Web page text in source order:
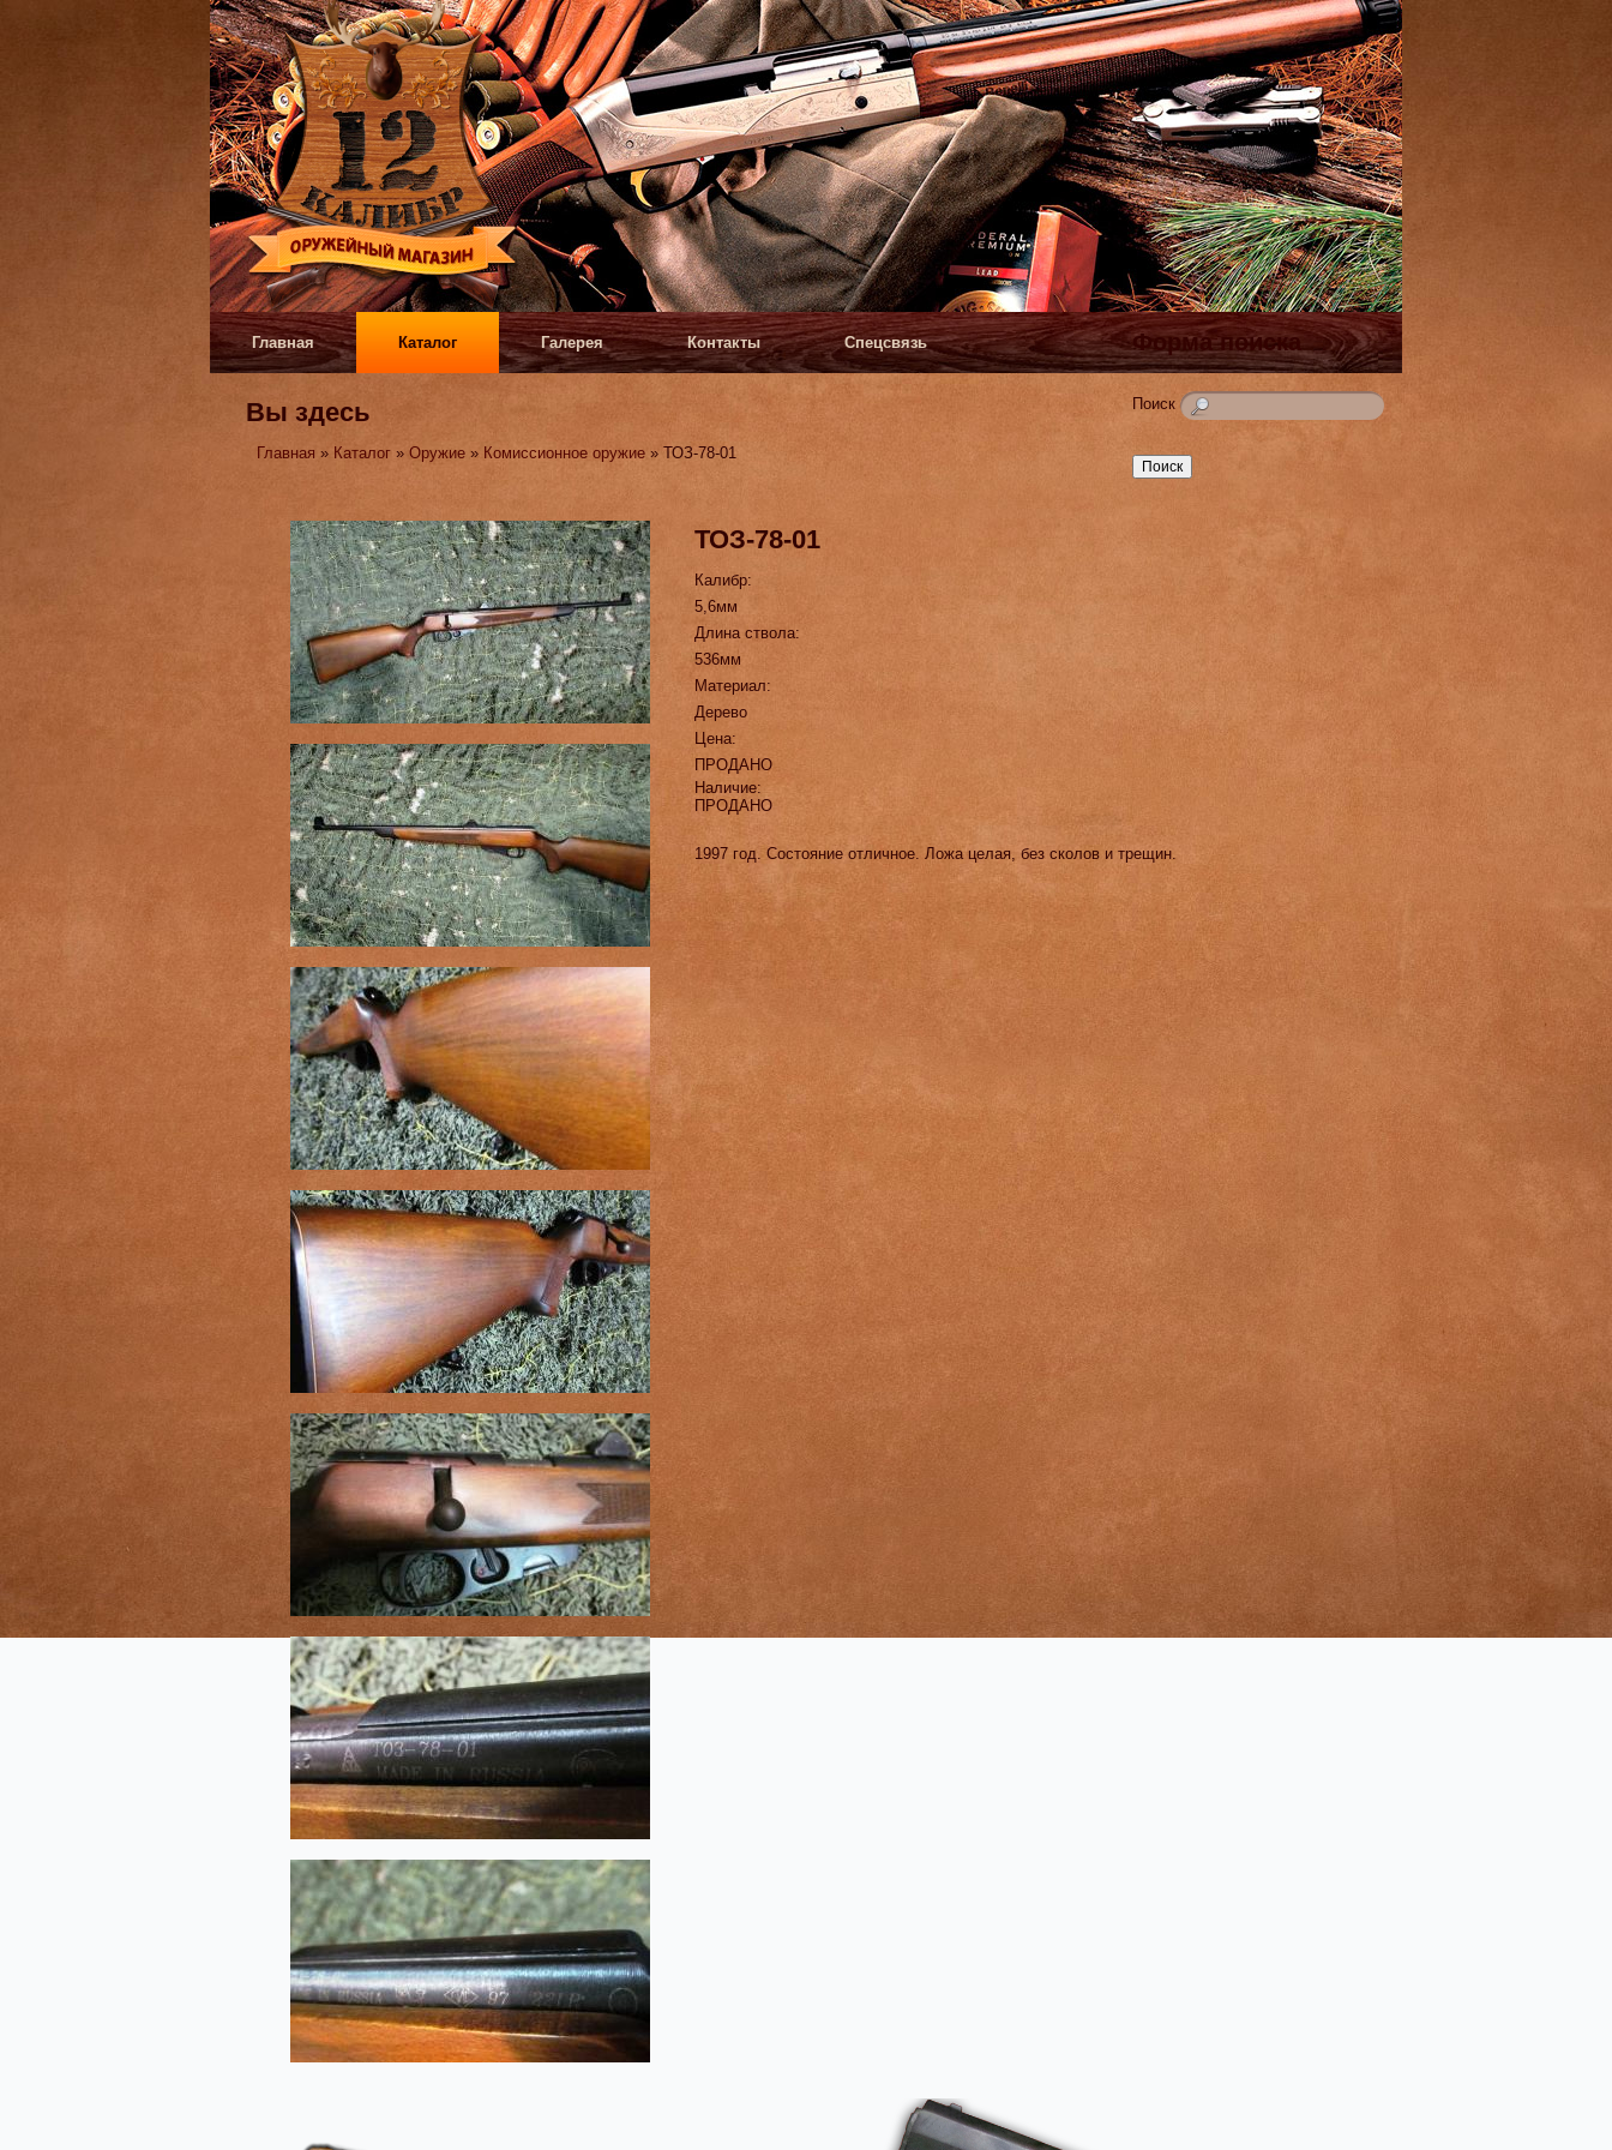
Форма поиска
Поиск
Главная Каталог Галерея Контакты Спецсвязь
Вы здесь
Главная » Каталог »Оружие » Комиссионное оружие » ТОЗ-78-01
ТОЗ-78-01
Калибр:
5,6мм
Длина ствола:
536мм
Материал:
Дерево
Цена:
ПРОДАНО
Наличие:
ПРОДАНО
1997 год. Состояние отличное. Ложа целая, без сколов и трещин.